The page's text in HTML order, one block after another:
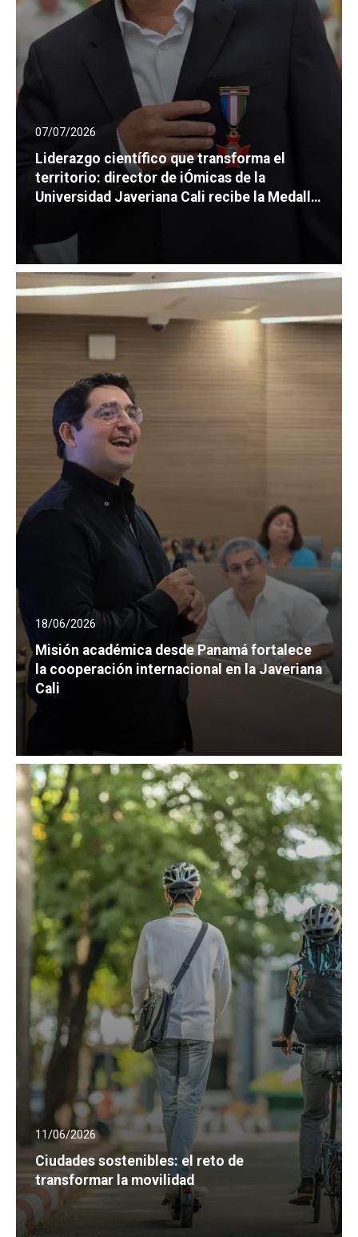
07/07/2026
Liderazgo científico que transforma el
territorio: director de iÓmicas de la
Universidad Javeriana Cali recibe la Medalla
18/06/2026
Misión académica desde Panamá fortalece
la cooperación internacional en la Javeriana
Cali
11/06/2026
Ciudades sostenibles: el reto de
transformar la movilidad